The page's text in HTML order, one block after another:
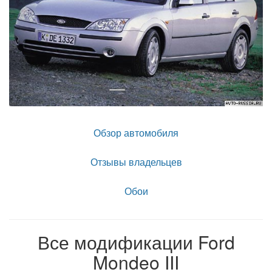
Обзор автомобиля
Отзывы владельцев
Обои
Все модификации Ford
Mondeo III